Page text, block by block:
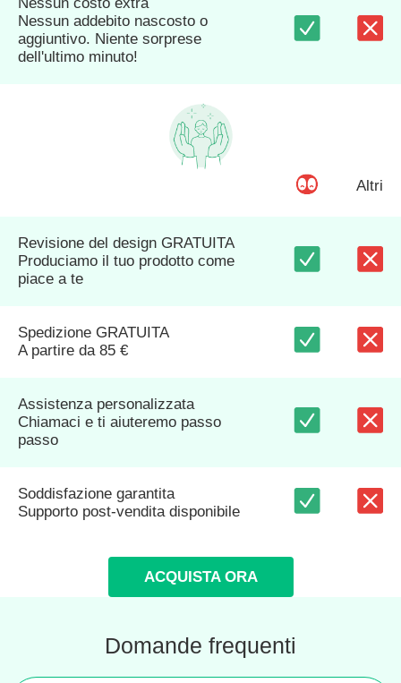
Nessun costo extra
Nessun addebito nascosto o
aggiuntivo. Niente sorprese
dell'ultimo minuto!
Altri
Revisione del design GRATUITA
Produciamo il tuo prodotto come
piace a te
Spedizione GRATUITA
A partire da 85 €
Assistenza personalizzata
Chiamaci e ti aiuteremo passo
passo
Soddisfazione garantita
Supporto post-vendita disponibile
ACQUISTA ORA
Domande frequenti